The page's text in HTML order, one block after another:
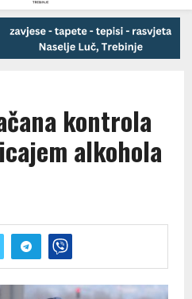
kontrola
alkohola